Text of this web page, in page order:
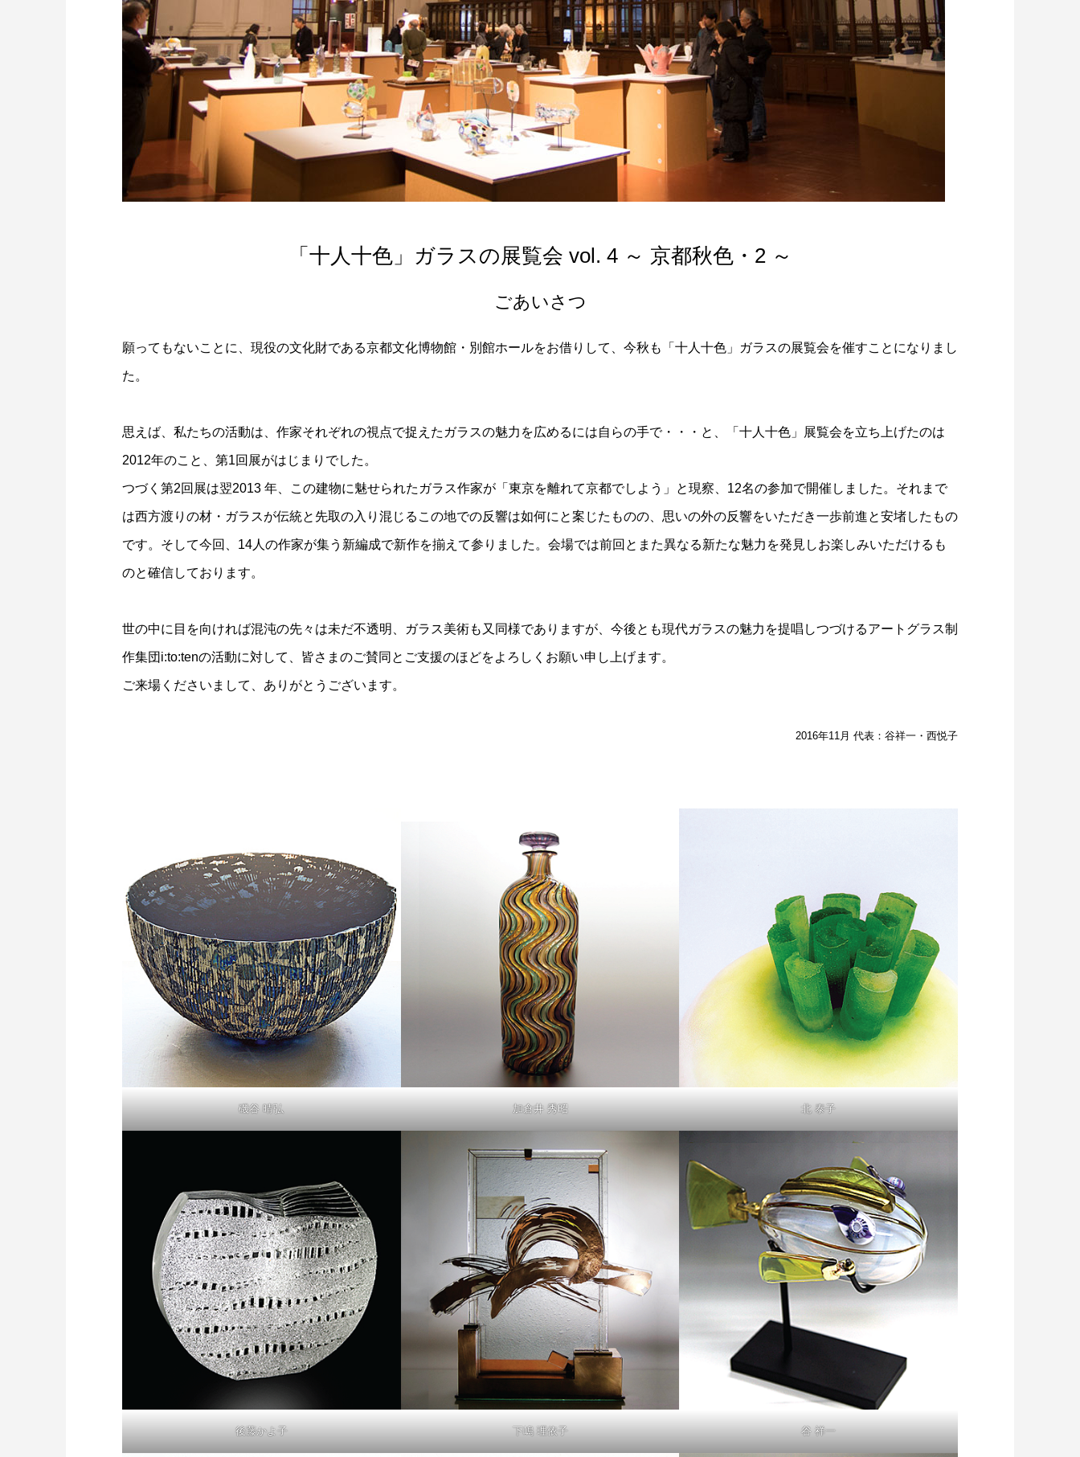
「十人十色」ガラスの展覧会 vol. 4 ～ 京都秋色・2 ～
ごあいさつ
願ってもないことに、現役の文化財である京都文化博物館・別館ホールをお借りして、今秋も「十人十色」ガラスの展覧会を催すことになりまし
た。
思えば、私たちの活動は、作家それぞれの視点で捉えたガラスの魅力を広めるには自らの手で・・・と、「十人十色」展覧会を立ち上げたのは
2012年のこと、第1回展がはじまりでした。
つづく第2回展は翌2013 年、この建物に魅せられたガラス作家が「東京を離れて京都でしよう」と現察、12名の参加で開催しました。それまで
は西方渡りの材・ガラスが伝統と先取の入り混じるこの地での反響は如何にと案じたものの、思いの外の反響をいただき一歩前進と安堵したもの
です。そして今回、14人の作家が集う新編成で新作を揃えて参りました。会場では前回とまた異なる新たな魅力を発見しお楽しみいただけるも
のと確信しております。
世の中に目を向ければ混沌の先々は未だ不透明、ガラス美術も又同様でありますが、今後とも現代ガラスの魅力を提唱しつづけるアートグラス制
作集団i:to:tenの活動に対して、皆さまのご賛同とご支援のほどをよろしくお願い申し上げます。
ご来場くださいまして、ありがとうございます。
2016年11月 代表：谷祥一・西悦子
磯谷 晴弘 加倉井 秀昭 北 泰子
後藤かよ子 下嶋 理依子 谷 祥一